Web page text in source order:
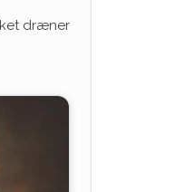
dræner